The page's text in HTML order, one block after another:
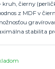
kruh, čierny
z MDF v
stabilita